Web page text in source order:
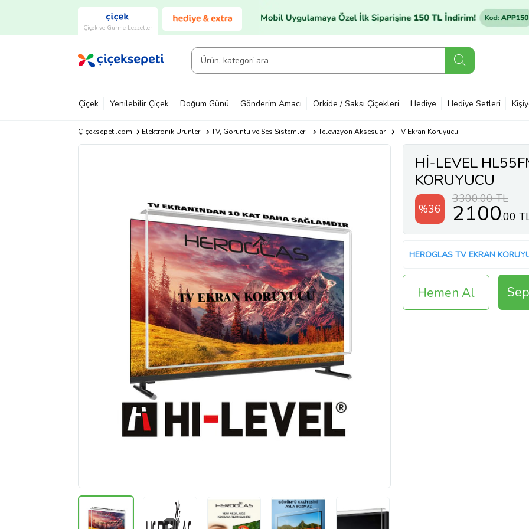
Çiçek ve Gurme Lezzetler
Çiçek Yenilebilir Çiçek Doğum Günü Gönderim Amacı Orkide / Saksı Çiçekleri Hediye Hediye Setleri
Çiçeksepeti.com Elektronik Ürünler TV, Görüntü ve Ses Sistemleri Televizyon Aksesuar TV Ekran Koruyucu
Hİ-LEVEL
KORUYUCU
%36
3300,00 TL
2100,00
HEROGLAS TV EKRAN
Hemen Al